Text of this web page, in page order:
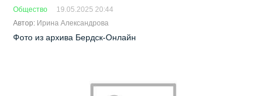
Общество
19.05.2025 20:44
Автор: Ирина Александрова
Фото из архива Бердск-Онлайн